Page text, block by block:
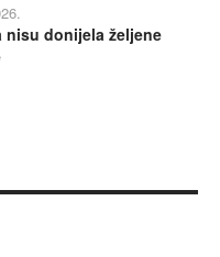
nisu donijela željene